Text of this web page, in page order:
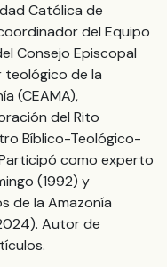
Católica de
del Equipo
Consejo Episcopal
teológico de la
(CEAMA),
del Rito
Bíblico-Teológico-
Participó como experto
(1992) y
de la Amazonía
Autor de